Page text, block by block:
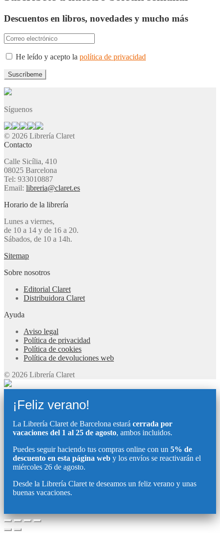
Descuentos en libros, novedades y mucho más
He leído y acepto la política de privacidad
Síguenos
© 2026 Librería Claret
Contacto
Calle Sicília, 410
08025 Barcelona
Tel: 933010887
Email: libreria@claret.es
Horario de la librería
Lunes a viernes,
de 10 a 14 y de 16 a 20.
Sábados, de 10 a 14h.
Sitemap
Sobre nosotros
Editorial Claret
Distribuidora Claret
Ayuda
Aviso legal
Política de privacidad
Política de cookies
Política de devoluciones web
© 2026 Librería Claret
¡Feliz verano!
La Librería Claret de Barcelona estará cerrada por
vacaciones del 1 al 25 de agosto, ambos incluidos.
Puedes seguir haciendo tus compras online con un 5% de
descuento en esta página web y los envíos se reactivarán el
miércoles 26 de agosto.
Desde la Librería Claret te deseamos un feliz verano y unas
buenas vacaciones.